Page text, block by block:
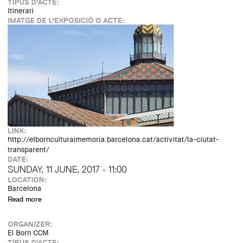
TIPUS D'ACTE:
Itinerari
IMATGE DE L'EXPOSICIÓ O ACTE:
LINK:
http://elbornculturaimemoria.barcelona.cat/activitat/la-ciutat-
transparent/
DATE:
SUNDAY, 11 JUNE, 2017 - 11:00
LOCATION:
Barcelona
Read more
ORGANIZER:
El Born CCM